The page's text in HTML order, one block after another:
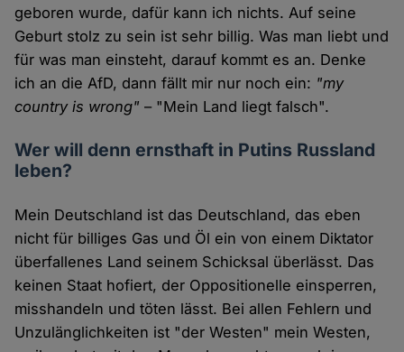
geboren wurde, dafür kann ich nichts. Auf seine
Geburt stolz zu sein ist sehr billig. Was man liebt und
für was man einsteht, darauf kommt es an. Denke
ich an die AfD, dann fällt mir nur noch ein: "my
country is wrong" – "Mein Land liegt falsch".
Wer will denn ernsthaft in Putins Russland
leben?
Mein Deutschland ist das Deutschland, das eben
nicht für billiges Gas und Öl ein von einem Diktator
überfallenes Land seinem Schicksal überlässt. Das
keinen Staat hofiert, der Oppositionelle einsperren,
misshandeln und töten lässt. Bei allen Fehlern und
Unzulänglichkeiten ist "der Westen" mein Westen,